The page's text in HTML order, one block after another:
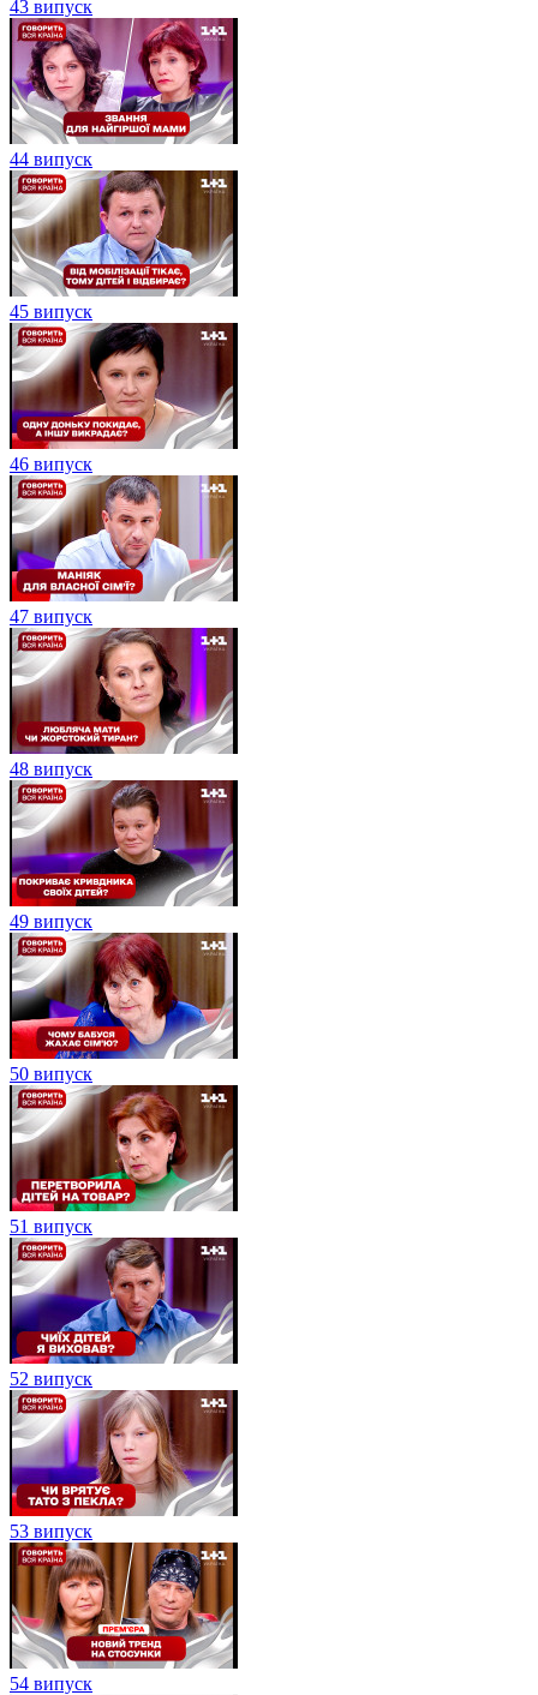
43 випуск
44 випуск
45 випуск
46 випуск
47 випуск
48 випуск
49 випуск
50 випуск
51 випуск
52 випуск
53 випуск
54 випуск